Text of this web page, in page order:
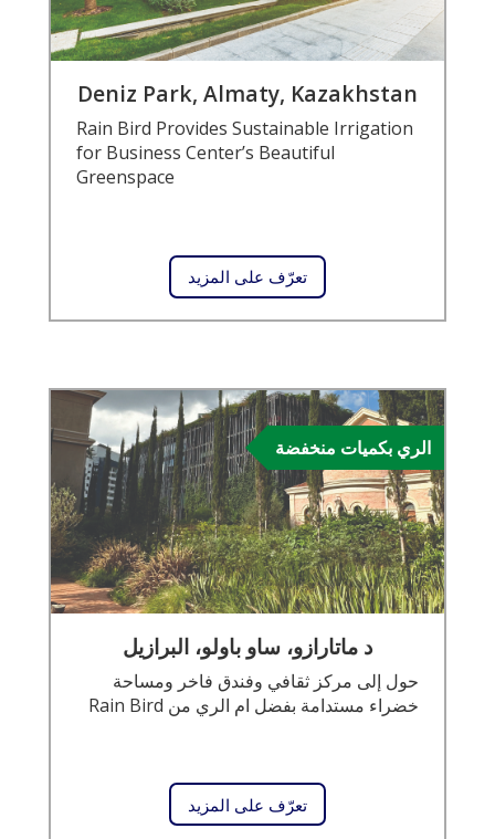
Deniz Park, Almaty, Kazakhstan
Rain Bird Provides Sustainable Irrigation
for Business Center’s Beautiful
Greenspace
تعرّف على المزيد
الري بكميات منخفضة
د ماتارازو، ساو باولو، البرازيل
حول إلى مركز ثقافي وفندق فاخر ومساحة
خضراء مستدامة بفضل ام الري من Rain Bird
تعرّف على المزيد